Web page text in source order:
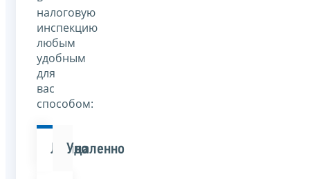
налоговую
инспекцию
любым
удобным
для
вас
способом:
Лично
Удаленно